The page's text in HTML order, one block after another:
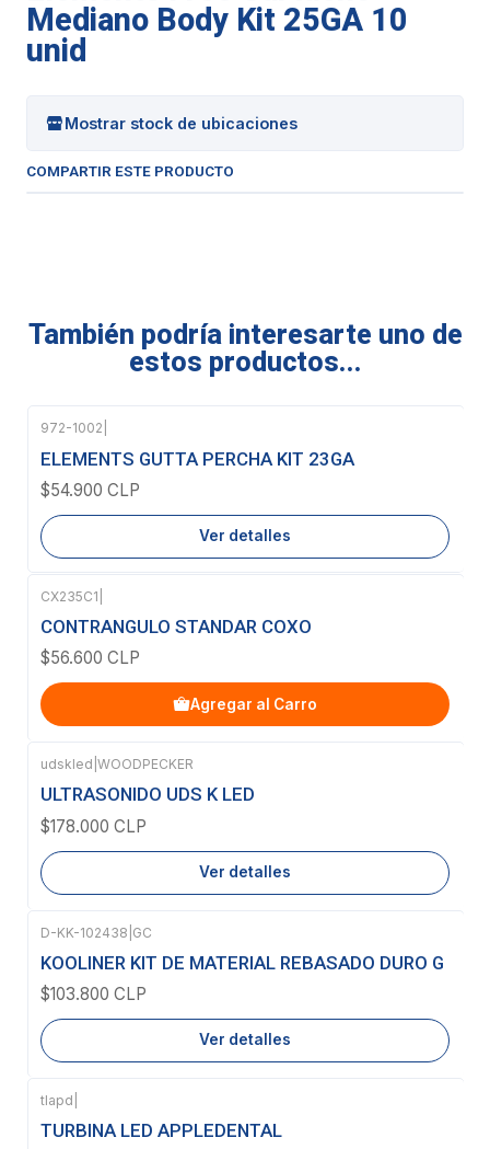
Mediano Body Kit 25GA 10
unid
Mostrar stock de ubicaciones
COMPARTIR ESTE PRODUCTO
También podría interesarte uno de
estos productos...
Agotado
972-1002
ELEMENTS GUTTA PERCHA KIT 23GA
$54.900 CLP
Ver detalles
CX235C1
CONTRANGULO STANDAR COXO
$56.600 CLP
Agregar al Carro
Agotado
udskled WOODPECKER
ULTRASONIDO UDS K LED
$178.000 CLP
Ver detalles
Agotado
D-KK-102438 GC
KOOLINER KIT DE MATERIAL REBASADO DURO G
$103.800 CLP
Ver detalles
Agotado
tlapd
TURBINA LED APPLEDENTAL